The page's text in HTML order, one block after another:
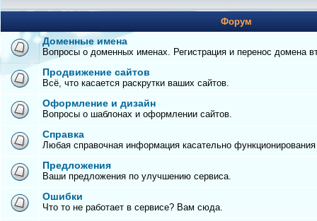
Форум
Доменные имена
Вопросы о доменных именах. Регистрация и перенос домена
Продвижение сайтов
Всё, что касается раскрутки ваших сайтов.
Оформление и дизайн
Вопросы о шаблонах и оформлении сайтов.
Справка
Любая справочная информация касательно
Предложения
Ваши предложения по улучшению сервиса.
Ошибки
Что то не работает в сервисе? Вам сюда.